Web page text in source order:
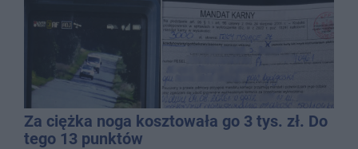
Za ciężka noga kosztowała go 3 tys. zł. Do
tego 13 punktów